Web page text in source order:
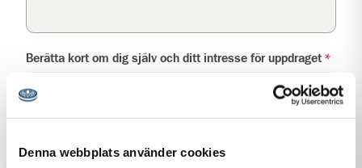
Denna webbplats använder cookies
Berätta kort om dig själv och ditt intresse för uppdraget *